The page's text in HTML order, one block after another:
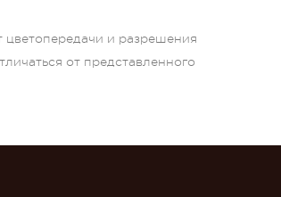
цветопередачи и разрешения
от представленного